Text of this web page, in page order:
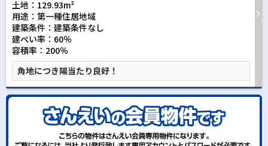
土地：129.93m²
用途：第一種住居地域
建築条件： 建築条件なし
建ぺい率：60％
容積率：200％
角地につき陽当たり良好！